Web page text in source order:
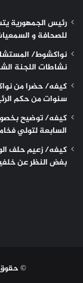
رئيس الجمهورية
للصحافة و
نواكشوط/
نشاطات اللجنة
سنوات من حكم
كيفه/ توضيح
السابعة لتولي
كيفه/ زعيم حلف
بغض النظر عن
© حقوق النشر